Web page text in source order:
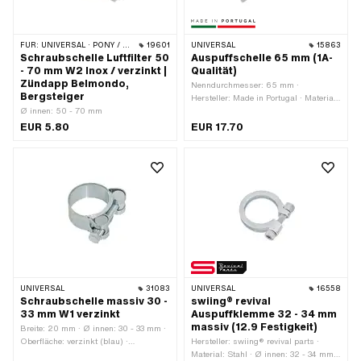
FÜR: UNIVERSAL · PONY / CILO (BETA 521 & 512) · ZÜNDAPP BELMONDO · ZÜNDAPP 19601
Schraubschelle Luftfilter 50
- 70 mm W2 Inox / verzinkt |
Zündapp Belmondo,
Bergsteiger
Ø innen: 50 - 70 mm
EUR 5.80
UNIVERSAL 15863
Auspuffschelle 65 mm (1A-
Qualität)
Nenndurchmesser: 65 mm ·
Hersteller: Made in Portugal · Material:
Oberfläche: verchromt · Anzahl
EUR 17.70
UNIVERSAL 31083
Schraubschelle massiv 30 -
33 mm W1 verzinkt
Breite: 20 mm · Ø innen: 30 - 33 mm ·
Oberfläche: verzinkt (blau) ·
UNIVERSAL 16558
swiing® revival
Auspuffklemme 32 - 34 mm
massiv (12.9 Festigkeit)
Hersteller: swiing® revival parts ·
Material: Stahl · Ø innen: 32 - 34 mm ·